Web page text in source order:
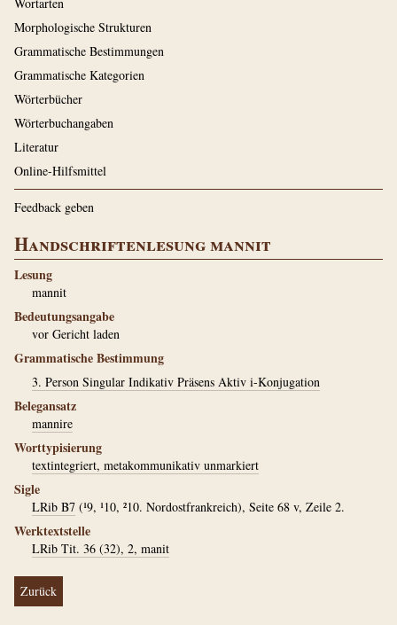
Morphologische Strukturen
Grammatische Bestimmungen
Grammatische Kategorien
Wörterbücher
Wörterbuchangaben
Literatur
Online-Hilfsmittel
Feedback geben
Handschriftenlesung mannit
Lesung
mannit
Bedeutungsangabe
vor Gericht laden
Grammatische Bestimmung
3. Person Singular Indikativ Präsens Aktiv i-Konjugation
Belegansatz
mannire
Worttypisierung
textintegriert, metakommunikativ unmarkiert
Sigle
LRib B7 (¹9, ¹10, ²10. Nordostfrankreich), Seite 68 v, Zeile 2.
Werktextstelle
LRib Tit. 36 (32), 2, manit
Zurück